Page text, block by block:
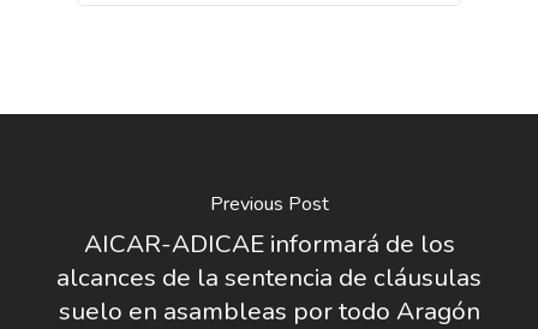
Previous Post
AICAR-ADICAE informará de los
alcances de la sentencia de cláusulas
suelo en asambleas por todo Aragón